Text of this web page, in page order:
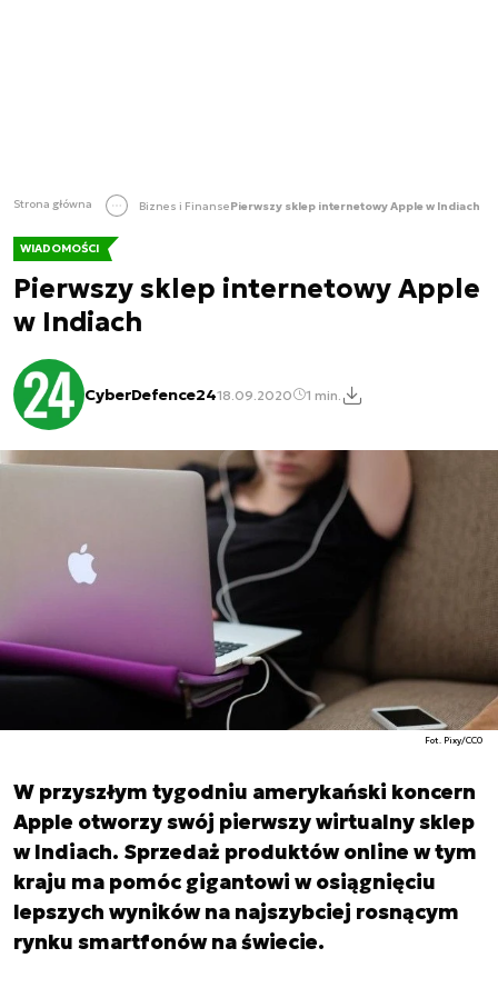
Strona główna Biznes i FinansePierwszy sklep internetowy Apple w Indiach
WIADOMOŚCI
Pierwszy sklep internetowy Apple
w Indiach
CyberDefence2418.09.2020 1 min.
Fot. Pixy/CC0
W przyszłym tygodniu amerykański koncern
Apple otworzy swój pierwszy wirtualny sklep
w Indiach. Sprzedaż produktów online w tym
kraju ma pomóc gigantowi w osiągnięciu
lepszych wyników na najszybciej rosnącym
rynku smartfonów na świecie.